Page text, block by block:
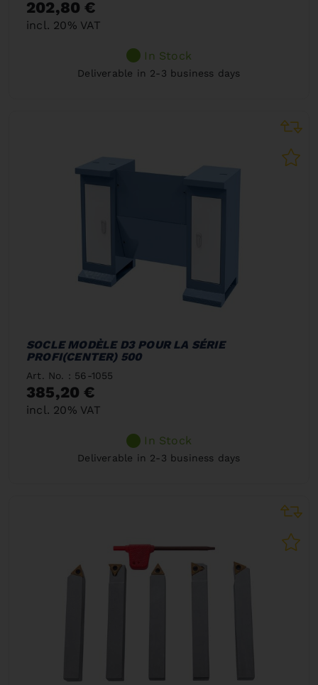
202,80 €
incl. 20% VAT
In Stock
Deliverable in 2-3 business days
SOCLE MODÈLE D3 POUR LA SÉRIE
PROFI(CENTER) 500
Art. No. : 56-1055
385,20 €
incl. 20% VAT
In Stock
Deliverable in 2-3 business days